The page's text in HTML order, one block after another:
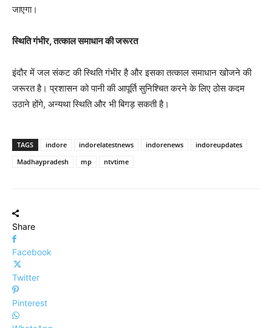
जाएगा।
स्थिति गंभीर, तत्काल समाधान की जरूरत
इंदौर में जल संकट की स्थिति गंभीर है और इसका तत्काल समाधान खोजने की
जरूरत है। प्रशासन को पानी की आपूर्ति सुनिश्चित करने के लिए ठोस कदम
उठाने होंगे, अन्यथा स्थिति और भी बिगड़ सकती है।
TAGS indore indorelatestnews indorenews
indoreupdates
Madhaypradesh
mp ntvtime
Share
Facebook
Twitter
Pinterest